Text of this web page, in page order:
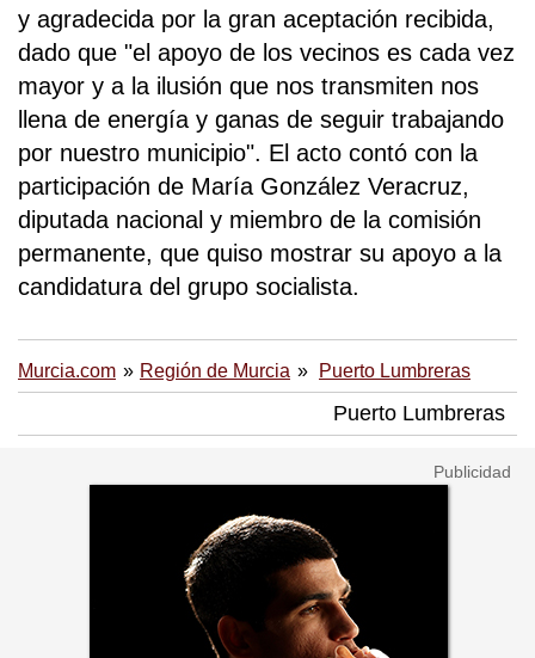
y agradecida por la gran aceptación recibida,
dado que "el apoyo de los vecinos es cada vez
mayor y a la ilusión que nos transmiten nos
llena de energía y ganas de seguir trabajando
por nuestro municipio". El acto contó con la
participación de María González Veracruz,
diputada nacional y miembro de la comisión
permanente, que quiso mostrar su apoyo a la
candidatura del grupo socialista.
Murcia.com Región de Murcia Puerto Lumbreras
Puerto Lumbreras